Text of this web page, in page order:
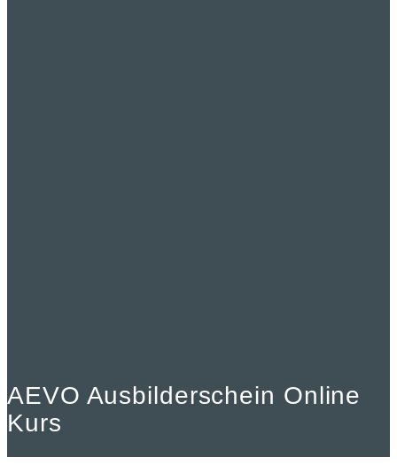
AEVO Ausbilderschein Online
Kurs